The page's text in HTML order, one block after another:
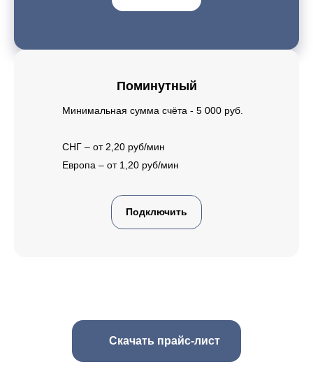
Поминутный
Минимальная сумма счёта - 5 000 руб.
СНГ – от 2,20 руб/мин
Европа – от 1,20 руб/мин
Подключить
Скачать прайс-лист